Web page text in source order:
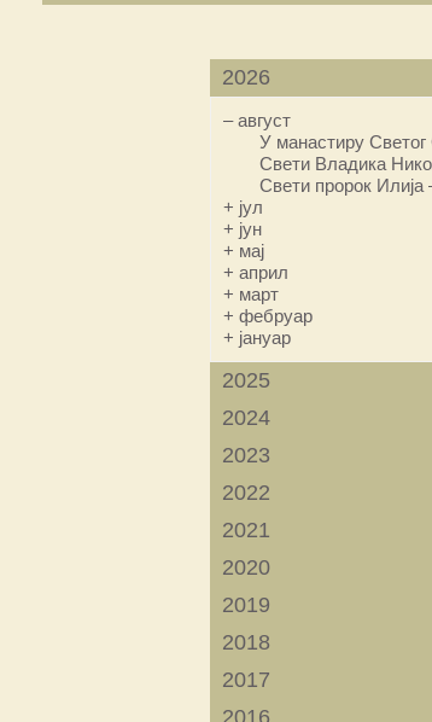
2026
–август
У манастиру
Свети Владика
Свети пророк
+ јул
+ јун
+ мај
+ април
+ март
+ фебруар
+ јануар
2025
2024
2023
2022
2021
2020
2019
2018
2017
2016